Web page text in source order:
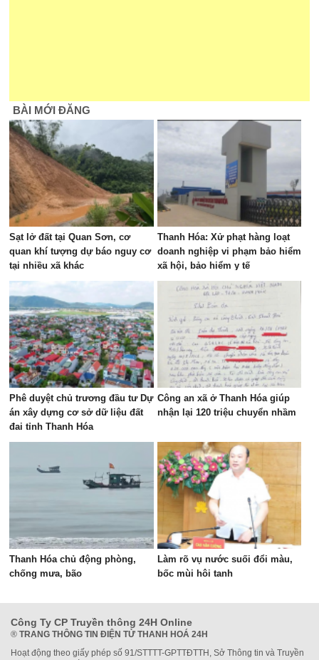
BÀI MỚI ĐĂNG
Sạt lở đất tại Quan Sơn, cơ
quan khí tượng dự báo nguy cơ
tại nhiều xã khác
Thanh Hóa: Xử phạt hàng loạt
doanh nghiệp vi phạm bảo hiểm
xã hội, bảo hiểm y tế
Phê duyệt chủ trương đầu tư Dự
án xây dựng cơ sở dữ liệu đất
đai tỉnh Thanh Hóa
Công an xã ở Thanh Hóa giúp
nhận lại 120 triệu chuyển nhầm
Thanh Hóa chủ động phòng,
chống mưa, bão
Làm rõ vụ nước suối đổi màu,
bốc mùi hôi tanh
Công Ty CP Truyền thông 24H Online
® TRANG THÔNG TIN ĐIỆN TỬ THANH HOÁ 24H
Hoạt động theo giấy phép số 91/STTTT-GPTTĐTTH, Sở Thông tin và Truyền